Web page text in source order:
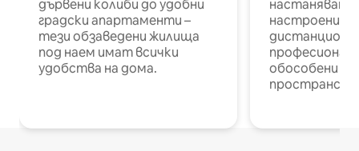
дървени колиби до удобни
градски апартаменти –
тези обзаведени жилища
под наем имат всички
удобства на дома.
настаняване
настроени и
обособени